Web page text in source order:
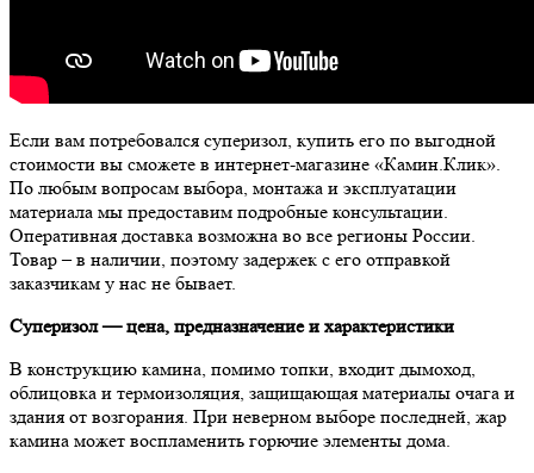
Если вам потребовался суперизол, купить его по выгодной
стоимости вы сможете в интернет-магазине «Камин.Клик».
По любым вопросам выбора, монтажа и эксплуатации
материала мы предоставим подробные консультации.
Оперативная доставка возможна во все регионы России.
Товар – в наличии, поэтому задержек с его отправкой
заказчикам у нас не бывает.
Суперизол — цена, предназначение и характеристики
В конструкцию камина, помимо топки, входит дымоход,
облицовка и термоизоляция, защищающая материалы очага и
здания от возгорания. При неверном выборе последней, жар
камина может воспламенить горючие элементы дома.